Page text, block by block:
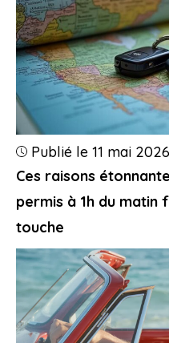
Ces raisons
permis à 1h du
touche
Publié le 11 mai